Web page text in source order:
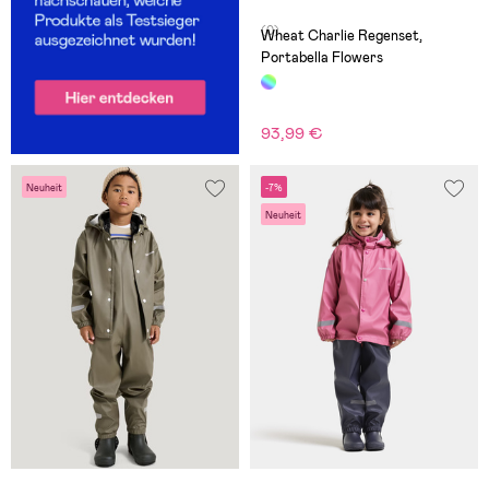
(0)
Wheat Charlie Regenset,
Portabella Flowers
93,99 €
Neuheit -7%
Neuheit